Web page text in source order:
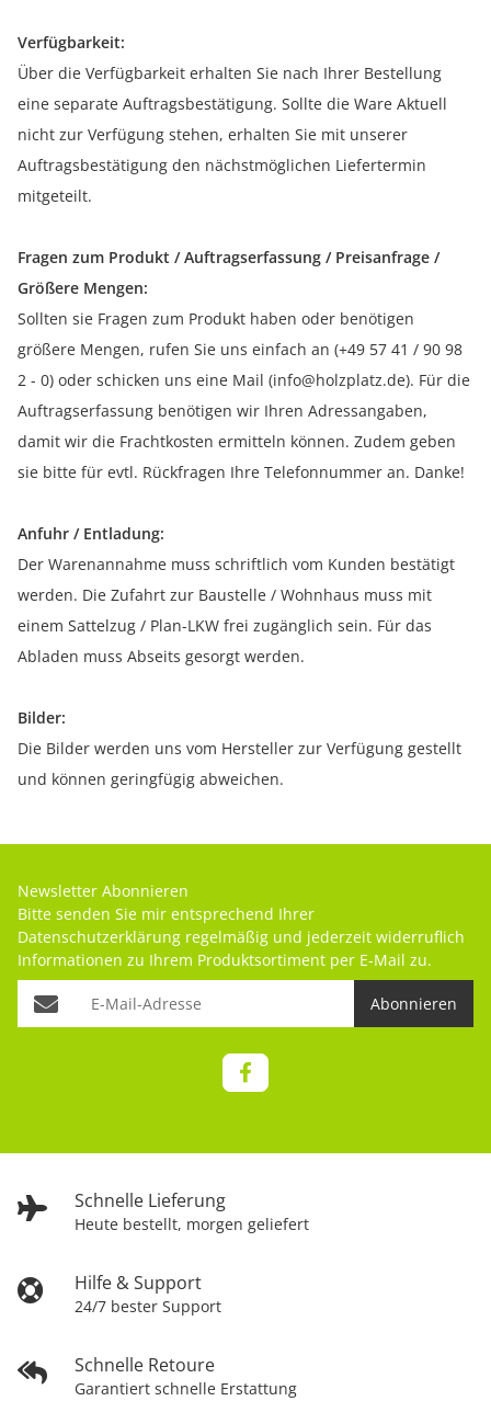
Verfügbarkeit:
Über die Verfügbarkeit erhalten Sie nach Ihrer Bestellung
eine separate Auftragsbestätigung. Sollte die Ware Aktuell
nicht zur Verfügung stehen, erhalten Sie mit unserer
Auftragsbestätigung den nächstmöglichen Liefertermin
mitgeteilt.
Fragen zum Produkt / Auftragserfassung / Preisanfrage /
Größere Mengen:
Sollten sie Fragen zum Produkt haben oder benötigen
größere Mengen, rufen Sie uns einfach an (+49 57 41 / 90 98
2 - 0) oder schicken uns eine Mail (info@holzplatz.de). Für die
Auftragserfassung benötigen wir Ihren Adressangaben,
damit wir die Frachtkosten ermitteln können. Zudem geben
sie bitte für evtl. Rückfragen Ihre Telefonnummer an. Danke!
Anfuhr / Entladung:
Der Warenannahme muss schriftlich vom Kunden bestätigt
werden. Die Zufahrt zur Baustelle / Wohnhaus muss mit
einem Sattelzug / Plan-LKW frei zugänglich sein. Für das
Abladen muss Abseits gesorgt werden.
Bilder:
Die Bilder werden uns vom Hersteller zur Verfügung gestellt
und können geringfügig abweichen.
Schnelle Lieferung
Heute bestellt, morgen geliefert
Hilfe & Support
24/7 bester Support
Schnelle Retoure
Garantiert schnelle Erstattung
Newsletter Abonnieren
Bitte senden Sie mir entsprechend Ihrer
Datenschutzerklärung regelmäßig und jederzeit widerruflich
Informationen zu Ihrem Produktsortiment per E-Mail zu.
Abonnieren